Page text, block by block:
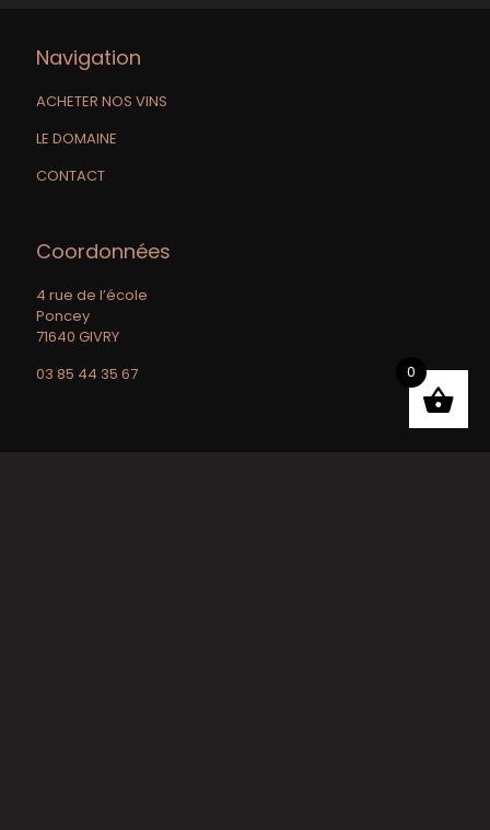
Navigation
ACHETER NOS VINS
LE DOMAINE
CONTACT
Coordonnées
4 rue de l’école
Poncey
71640 GIVRY
03 85 44 35 67
0